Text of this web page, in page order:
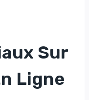
Sur
Ligne